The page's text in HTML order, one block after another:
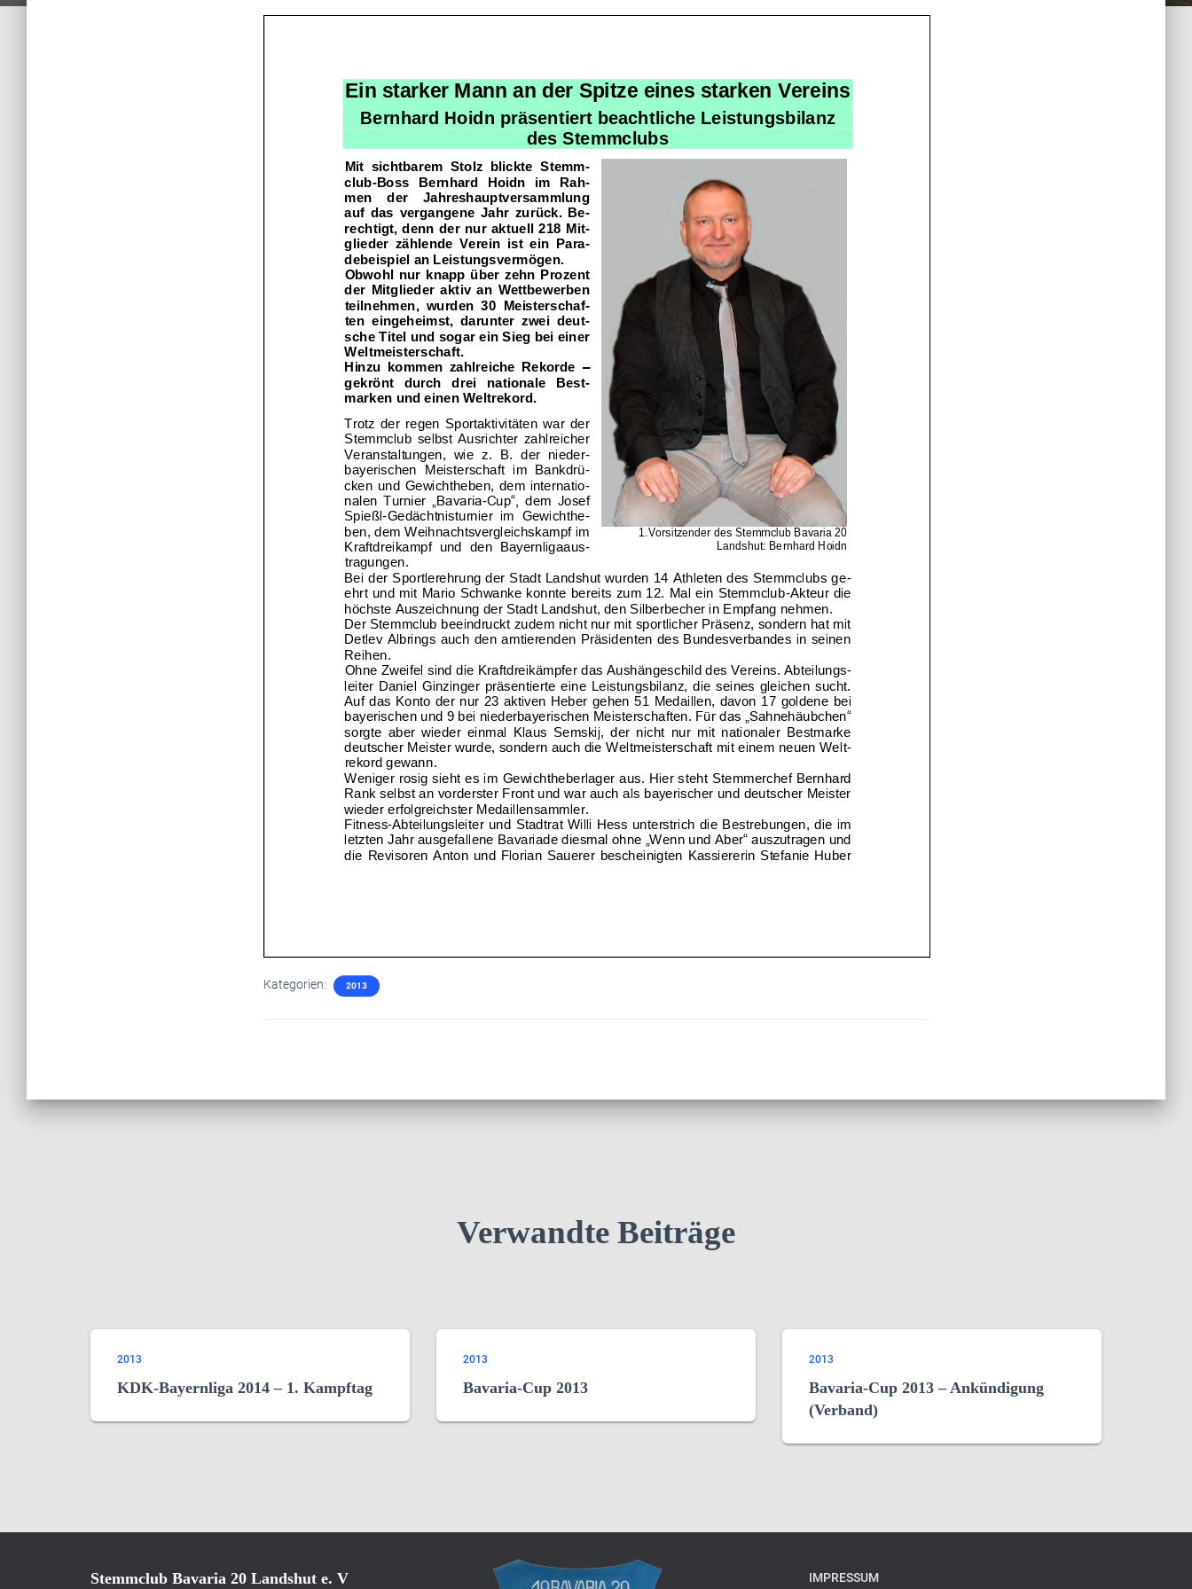
Kategorien: 2013
Verwandte Beiträge
2013
KDK-Bayernliga 2014 – 1. Kampftag
2013
Bavaria-Cup 2013
2013
Bavaria-Cup 2013 – Ankündigung
(Verband)
Stemmclub Bavaria 20 Landshut e. V IMPRESSUM